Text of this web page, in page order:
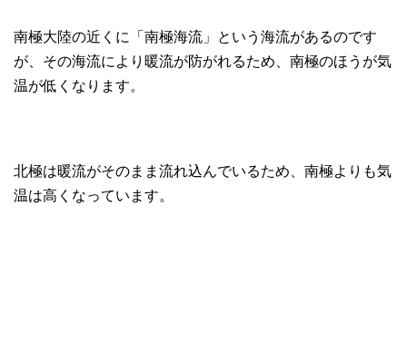
南極大陸の近くに「南極海流」という海流があるのです
が、その海流により暖流が防がれるため、南極のほうが気
温が低くなります。
北極は暖流がそのまま流れ込んでいるため、南極よりも気
温は高くなっています。